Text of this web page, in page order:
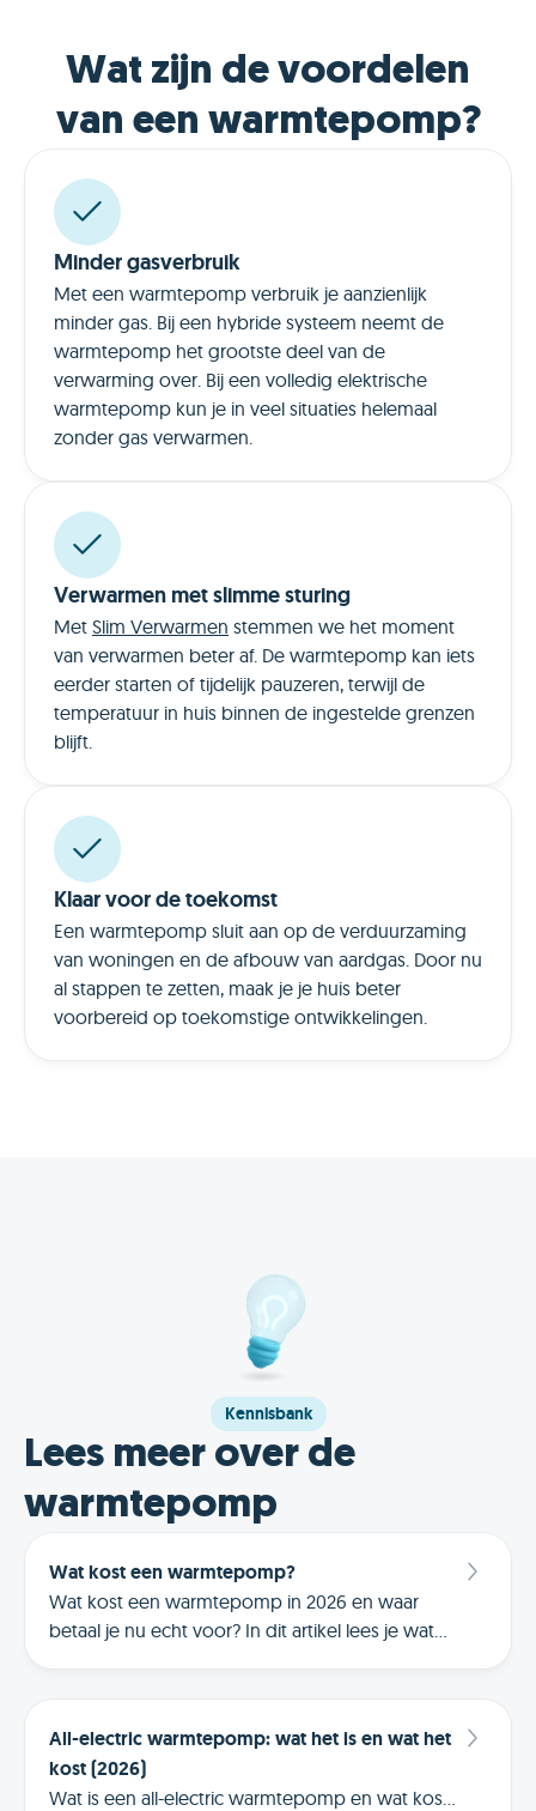
Wat zijn de voordelen
van een warmtepomp?
Minder gasverbruik
Met een warmtepomp verbruik je aanzienlijk
minder gas. Bij een hybride systeem neemt de
warmtepomp het grootste deel van de
verwarming over. Bij een volledig elektrische
warmtepomp kun je in veel situaties helemaal
zonder gas verwarmen.
Verwarmen met slimme sturing
Met Slim Verwarmen stemmen we het moment
van verwarmen beter af. De warmtepomp kan iets
eerder starten of tijdelijk pauzeren, terwijl de
temperatuur in huis binnen de ingestelde grenzen
blijft.
Klaar voor de toekomst
Een warmtepomp sluit aan op de verduurzaming
van woningen en de afbouw van aardgas. Door nu
al stappen te zetten, maak je je huis beter
voorbereid op toekomstige ontwikkelingen.
Kennisbank
Lees meer over de
warmtepomp
Wat kost een warmtepomp?
Wat kost een warmtepomp in 2026 en waar
betaal je nu echt voor? In dit artikel lees je wat
is voor jouw woning.
All-electric warmtepomp: wat het is en wat het
kost (2026)
Wat is een all-electric warmtepomp en wat kost